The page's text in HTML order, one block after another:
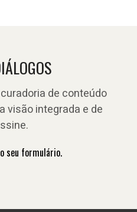
de conteúdo
visão integrada e de
seu formulário.